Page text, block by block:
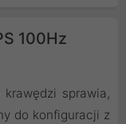
100Hz
sprawia,
do konfiguracji z